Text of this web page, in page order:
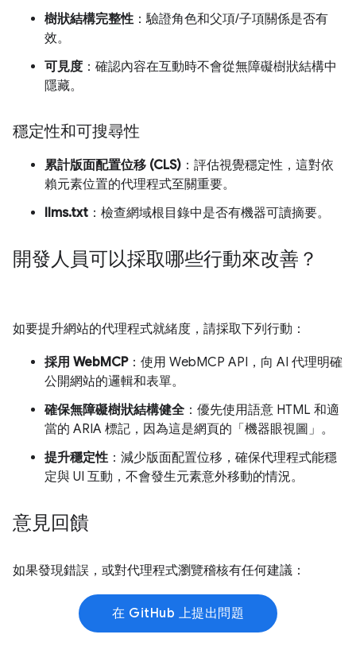
樹狀結構完整性：驗證角色和父項/子項關係是否有
效。
可見度 ：確認內容在互動時不會從無障礙樹狀結構中
隱藏。
穩定性和可搜尋性
累計版面配置位移 (CLS) ：評估視覺穩定性，這對依
賴元素位置的代理程式至關重要。
llms.txt ：檢查網域根目錄中是否有機器可讀摘要。
開發人員可以採取哪些行動來改善？
如要提升網站的代理程式就緒度，請採取下列行動：
採用 WebMCP：使用 WebMCP API，向 AI 代理明確
公開網站的邏輯和表單。
確保無障礙樹狀結構健全 ：優先使用語意 HTML 和適
當的 ARIA 標記，因為這是網頁的「機器眼視圖」。
提升穩定性：減少版面配置位移，確保代理程式能穩
定與 UI 互動，不會發生元素意外移動的情況。
意見回饋
如果發現錯誤，或對代理程式瀏覽稽核有任何建議：
在 GitHub 上提出問題